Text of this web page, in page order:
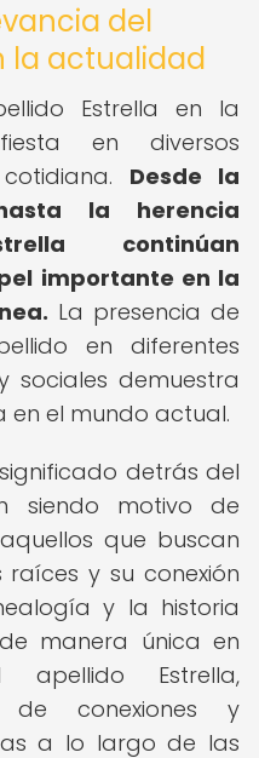
del
la actualidad
Estrella en la
en diversos
Desde la
la herencia
continúan
importante en la
La presencia de
en diferentes
sociales demuestra
en el mundo actual.
detrás del
siendo motivo de
que buscan
y su conexión
y la historia
manera única en
Estrella,
conexiones y
a lo largo de las